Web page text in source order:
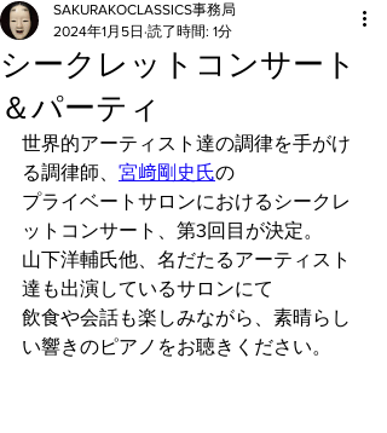
シークレットコンサート
＆パーティ
SAKURAKOCLASSICS事務局
2024年1月5日 読了時間: 1分
世界的アーティスト達の調律を手がけ
る調律師、 宮﨑剛史氏の
プライベートサロンにおけるシークレ
ットコンサート、第3回目が決定。
山下洋輔氏他、名だたるアーティスト
達も出演しているサロンにて
飲食や会話も楽しみながら、素晴らし
い響きのピアノをお聴きください。